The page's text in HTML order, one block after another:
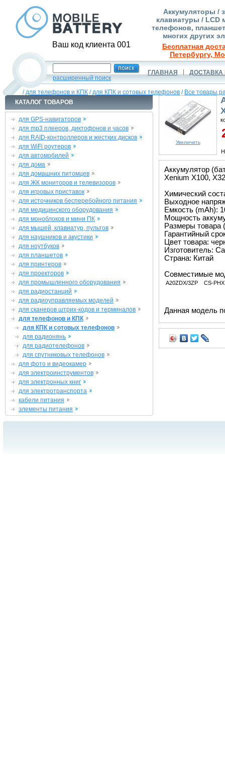
Ваш код клиента 001
Аккумуляторы /
клавиатуры / LCD
телефонов,
многих других
Бесплатная
Петербургу,
расширенный поиск
ГЛАВНАЯ ДОСТАВКА
/для телефонов и КПК /для КПК и сотовых телефонов / Все товары
КАТАЛОГ ТОВАРОВ
для GPS-навигаторов
для mp3 плееров, диктофонов и часов
для RAID-контроллеров и жестких дисков
для WiFi роутеров
для автомобилей
для дома
для домашних питомцев
для ЖК мониторов и телевизоров
для игровых приставок
для источников бесперебойного питания
для медицинского оборудования
для моноблоков и мини ПК
для мышей, клавиатур, пультов
для наушников и акустики
для ноутбуков
для планшетов
для принтеров
для проекторов
для промышленного оборудования
для радиостанций
для радиоуправляемых моделей
для сканеров штрих-кодов и терминалов
для телефонов и КПК
для КПК и сотовых телефонов
для радионянь
для радиотелефонов
для спутниковых телефонов
для фото и видеокамер
для электроинструментов
для электронных книг
для электротранспорта
кабели питания
элементы питания
Увеличить
Аккумулятор
Xenium X100,
Химический
Выходное
Емкость (mAh):
Мощность
Размеры товара
Гарантийный
Цвет товара:
Изготовитель:
Страна: Китай
Совместимые
A20ZDX/3ZP CS-
Данная модель